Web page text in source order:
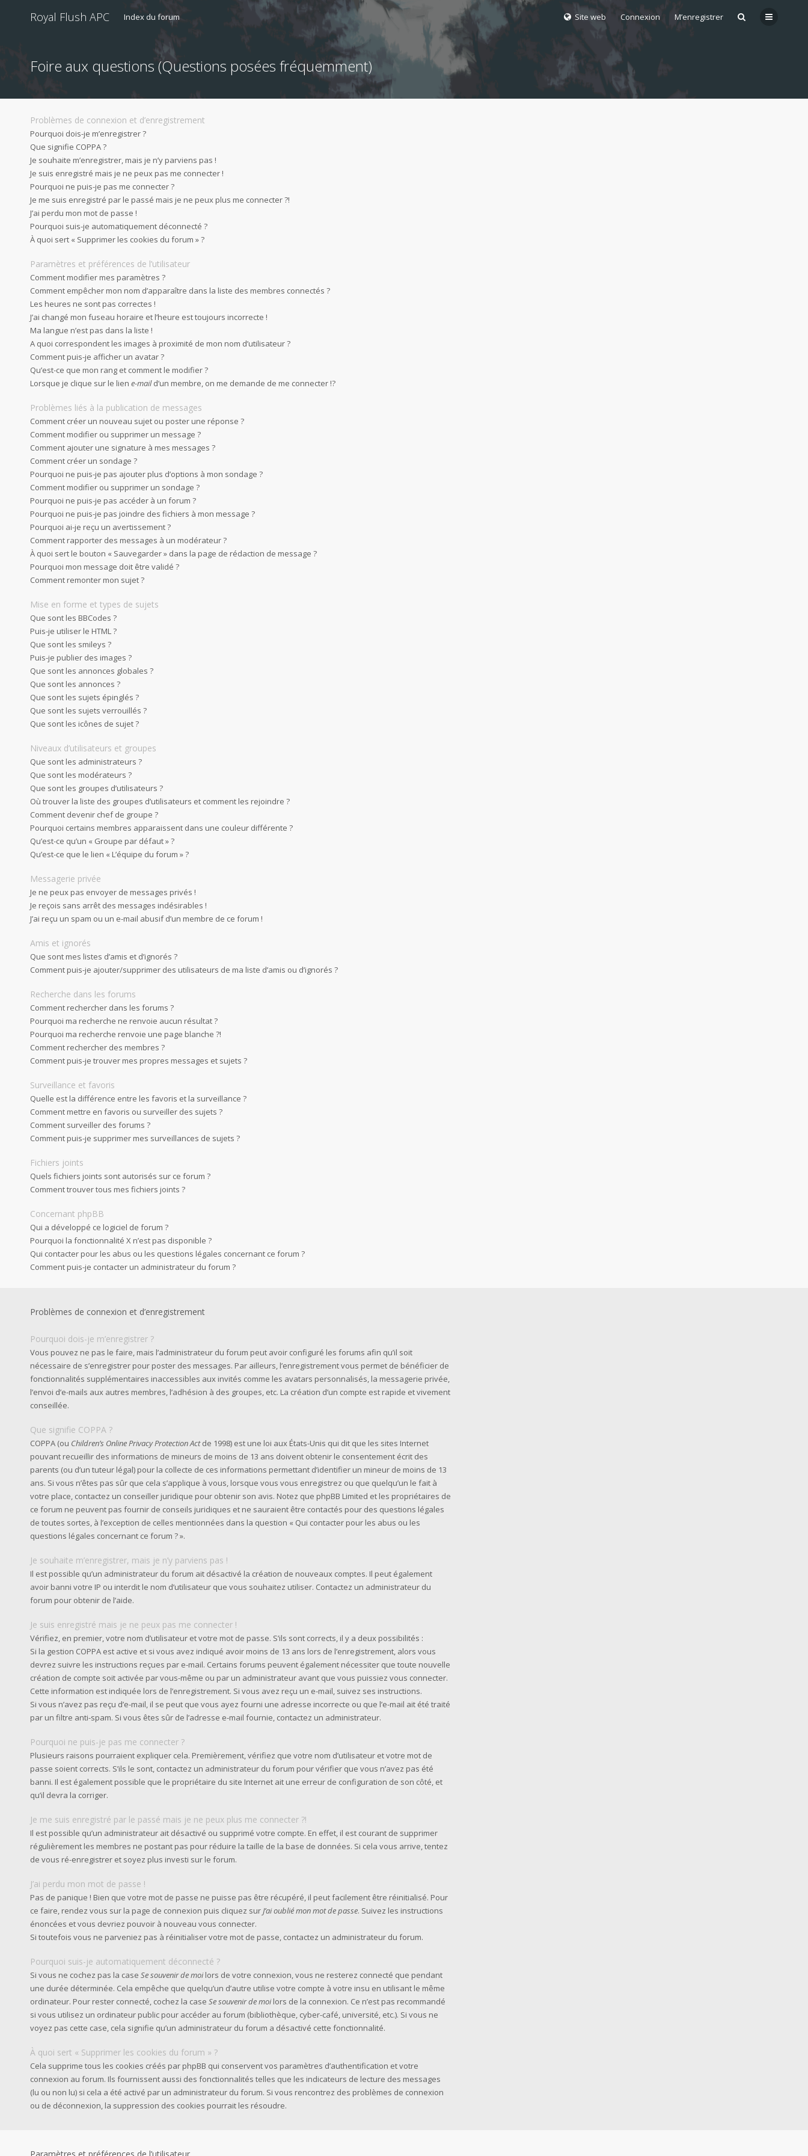
Royal Flush APC Site web Connexion M’enregistrer
Index du forum
Foire aux questions (Questions posées fréquemment)
Problèmes de connexion et d’enregistrement
Pourquoi dois-je m’enregistrer ?
Que signifie COPPA ?
Je souhaite m’enregistrer, mais je n’y parviens pas !
Je suis enregistré mais je ne peux pas me connecter !
Pourquoi ne puis-je pas me connecter ?
Je me suis enregistré par le passé mais je ne peux plus me connecter ?!
J’ai perdu mon mot de passe !
Pourquoi suis-je automatiquement déconnecté ?
À quoi sert « Supprimer les cookies du forum » ?
Paramètres et préférences de l’utilisateur
Comment modifier mes paramètres ?
Comment empêcher mon nom d’apparaître dans la liste des membres connectés ?
Les heures ne sont pas correctes !
J’ai changé mon fuseau horaire et l’heure est toujours incorrecte !
Ma langue n’est pas dans la liste !
A quoi correspondent les images à proximité de mon nom d’utilisateur ?
Comment puis-je afficher un avatar ?
Qu’est-ce que mon rang et comment le modifier ?
Lorsque je clique sur le lien e-maild’un membre, on me demande de me connecter !?
Problèmes liés à la publication de messages
Comment créer un nouveau sujet ou poster une réponse ?
Comment modifier ou supprimer un message ?
Comment ajouter une signature à mes messages ?
Comment créer un sondage ?
Pourquoi ne puis-je pas ajouter plus d’options à mon sondage ?
Comment modifier ou supprimer un sondage ?
Pourquoi ne puis-je pas accéder à un forum ?
Pourquoi ne puis-je pas joindre des fichiers à mon message ?
Pourquoi ai-je reçu un avertissement ?
Comment rapporter des messages à un modérateur ?
À quoi sert le bouton « Sauvegarder » dans la page de rédaction de message ?
Pourquoi mon message doit être validé ?
Comment remonter mon sujet ?
Mise en forme et types de sujets
Que sont les BBCodes ?
Puis-je utiliser le HTML ?
Que sont les smileys ?
Puis-je publier des images ?
Que sont les annonces globales ?
Que sont les annonces ?
Que sont les sujets épinglés ?
Que sont les sujets verrouillés ?
Que sont les icônes de sujet ?
Niveaux d’utilisateurs et groupes
Que sont les administrateurs ?
Que sont les modérateurs ?
Que sont les groupes d’utilisateurs ?
Où trouver la liste des groupes d’utilisateurs et comment les rejoindre ?
Comment devenir chef de groupe ?
Pourquoi certains membres apparaissent dans une couleur différente ?
Qu’est-ce qu’un « Groupe par défaut » ?
Qu’est-ce que le lien « L’équipe du forum » ?
Messagerie privée
Je ne peux pas envoyer de messages privés !
Je reçois sans arrêt des messages indésirables !
J’ai reçu un spam ou un e-mail abusif d’un membre de ce forum !
Amis et ignorés
Que sont mes listes d’amis et d’ignorés ?
Comment puis-je ajouter/supprimer des utilisateurs de ma liste d’amis ou d’ignorés ?
Recherche dans les forums
Comment rechercher dans les forums ?
Pourquoi ma recherche ne renvoie aucun résultat ?
Pourquoi ma recherche renvoie une page blanche ?!
Comment rechercher des membres ?
Comment puis-je trouver mes propres messages et sujets ?
Surveillance et favoris
Quelle est la différence entre les favoris et la surveillance ?
Comment mettre en favoris ou surveiller des sujets ?
Comment surveiller des forums ?
Comment puis-je supprimer mes surveillances de sujets ?
Fichiers joints
Quels fichiers joints sont autorisés sur ce forum ?
Comment trouver tous mes fichiers joints ?
Concernant phpBB
Qui a développé ce logiciel de forum ?
Pourquoi la fonctionnalité X n’est pas disponible ?
Qui contacter pour les abus ou les questions légales concernant ce forum ?
Comment puis-je contacter un administrateur du forum ?
Problèmes de connexion et d’enregistrement
Pourquoi dois-je m’enregistrer ?
Vous pouvez ne pas le faire, mais l’administrateur du forum peut avoir configuré les forums afin qu’il soit
nécessaire de s’enregistrer pour poster des messages. Par ailleurs, l’enregistrement vous permet de bénéficier de
fonctionnalités supplémentaires inaccessibles aux invités comme les avatars personnalisés, la messagerie privée,
l’envoi d’e-mails aux autres membres, l’adhésion à des groupes, etc. La création d’un compte est rapide et vivement
conseillée.
Que signifie COPPA ?
COPPA (ou Children’s Online Privacy Protection Actde 1998) est une loi aux États-Unis qui dit que les sites Internet
pouvant recueillir des informations de mineurs de moins de 13 ans doivent obtenir le consentement écrit des
parents (ou d’un tuteur légal) pour la collecte de ces informations permettant d’identifier un mineur de moins de 13
ans. Si vous n’êtes pas sûr que cela s’applique à vous, lorsque vous vous enregistrez ou que quelqu’un le fait à
votre place, contactez un conseiller juridique pour obtenir son avis. Notez que phpBB Limited et les propriétaires de
ce forum ne peuvent pas fournir de conseils juridiques et ne sauraient être contactés pour des questions légales
de toutes sortes, à l’exception de celles mentionnées dans la question « Qui contacter pour les abus ou les
questions légales concernant ce forum ? ».
Je souhaite m’enregistrer, mais je n’y parviens pas !
Il est possible qu’un administrateur du forum ait désactivé la création de nouveaux comptes. Il peut également
avoir banni votre IP ou interdit le nom d’utilisateur que vous souhaitez utiliser. Contactez un administrateur du
forum pour obtenir de l’aide.
Je suis enregistré mais je ne peux pas me connecter !
Vérifiez, en premier, votre nom d’utilisateur et votre mot de passe. S’ils sont corrects, il y a deux possibilités :
Si la gestion COPPA est active et si vous avez indiqué avoir moins de 13 ans lors de l’enregistrement, alors vous
devrez suivre les instructions reçues par e-mail. Certains forums peuvent également nécessiter que toute nouvelle
création de compte soit activée par vous-même ou par un administrateur avant que vous puissiez vous connecter.
Cette information est indiquée lors de l’enregistrement. Si vous avez reçu un e-mail, suivez ses instructions.
Si vous n’avez pas reçu d’e-mail, il se peut que vous ayez fourni une adresse incorrecte ou que l’e-mail ait été traité
par un filtre anti-spam. Si vous êtes sûr de l’adresse e-mail fournie, contactez un administrateur.
Pourquoi ne puis-je pas me connecter ?
Plusieurs raisons pourraient expliquer cela. Premièrement, vérifiez que votre nom d’utilisateur et votre mot de
passe soient corrects. S’ils le sont, contactez un administrateur du forum pour vérifier que vous n’avez pas été
banni. Il est également possible que le propriétaire du site Internet ait une erreur de configuration de son côté, et
qu’il devra la corriger.
Je me suis enregistré par le passé mais je ne peux plus me connecter ?!
Il est possible qu’un administrateur ait désactivé ou supprimé votre compte. En effet, il est courant de supprimer
régulièrement les membres ne postant pas pour réduire la taille de la base de données. Si cela vous arrive, tentez
de vous ré-enregistrer et soyez plus investi sur le forum.
J’ai perdu mon mot de passe !
Pas de panique ! Bien que votre mot de passe ne puisse pas être récupéré, il peut facilement être réinitialisé. Pour
ce faire, rendez vous sur la page de connexion puis cliquez surJ’ai oublié mon mot de passe. Suivez les instructions
énoncées et vous devriez pouvoir à nouveau vous connecter.
Si toutefois vous ne parveniez pas à réinitialiser votre mot de passe, contactez un administrateur du forum.
Pourquoi suis-je automatiquement déconnecté ?
Si vous ne cochez pas la case Se souvenir de moilors de votre connexion, vous ne resterez connecté que pendant
une durée déterminée. Cela empêche que quelqu’un d’autre utilise votre compte à votre insu en utilisant le même
ordinateur. Pour rester connecté, cochez la case Se souvenir de moilors de la connexion. Ce n’est pas recommandé
si vous utilisez un ordinateur public pour accéder au forum (bibliothèque, cyber-café, université, etc.). Si vous ne
voyez pas cette case, cela signifie qu’un administrateur du forum a désactivé cette fonctionnalité.
À quoi sert « Supprimer les cookies du forum » ?
Cela supprime tous les cookies créés par phpBB qui conservent vos paramètres d’authentification et votre
connexion au forum. Ils fournissent aussi des fonctionnalités telles que les indicateurs de lecture des messages
(lu ou non lu) si cela a été activé par un administrateur du forum. Si vous rencontrez des problèmes de connexion
ou de déconnexion, la suppression des cookies pourrait les résoudre.